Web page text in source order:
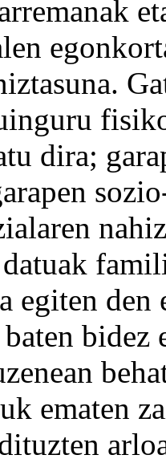
dira;
egiten
ematen